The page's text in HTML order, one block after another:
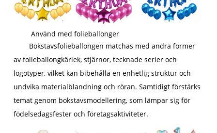
Använd med folieballonger
Bokstavsfolieballongen matchas med andra former
av folieballongkärlek, stjärnor, tecknade serier och
logotyper, vilket kan bibehålla en enhetlig struktur och
undvika materialblandning och röran. Samtidigt förstärks
temat genom bokstavsmodellering, som lämpar sig för
födelsedagsfester och företagsaktiviteter.